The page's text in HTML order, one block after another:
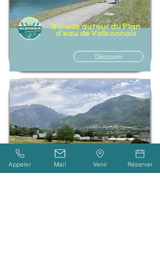
Balade autour du Plan
d'eau de Valbonnais
Découvrir
Balade dans le village de
Appeler Mail Venir Réserver